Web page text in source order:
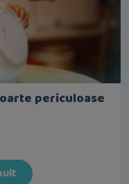
periculoase